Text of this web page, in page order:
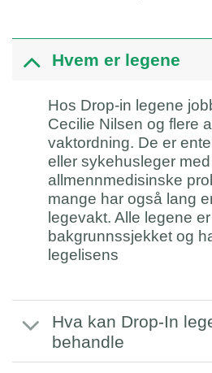
Hvem er legene
Hos Drop-in legene
Cecilie Nilsen og flere
vaktordning. De er
eller sykehusleger
allmennmedisinske
mange har også lang
legevakt. Alle legene
bakgrunnssjekket og
legelisens
Hva kan Drop-In
behandle